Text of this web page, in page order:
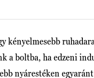
kényelmesebb
a boltba, ha edzeni
nyárestéken